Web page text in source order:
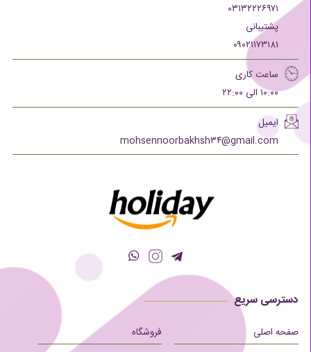
۰۳۱۳۲۲۲۶۹۷۱
پشتیبانی
۰۹۰۲۱۱۷۳۱۸۱
ساعت کاری
۱۰:۰۰ الی ۲۲:۰۰
ایمیل
mohsennoorbakhsh۳۴@gmail.com
دسترسی سریع
صفحه اصلی
فروشگاه